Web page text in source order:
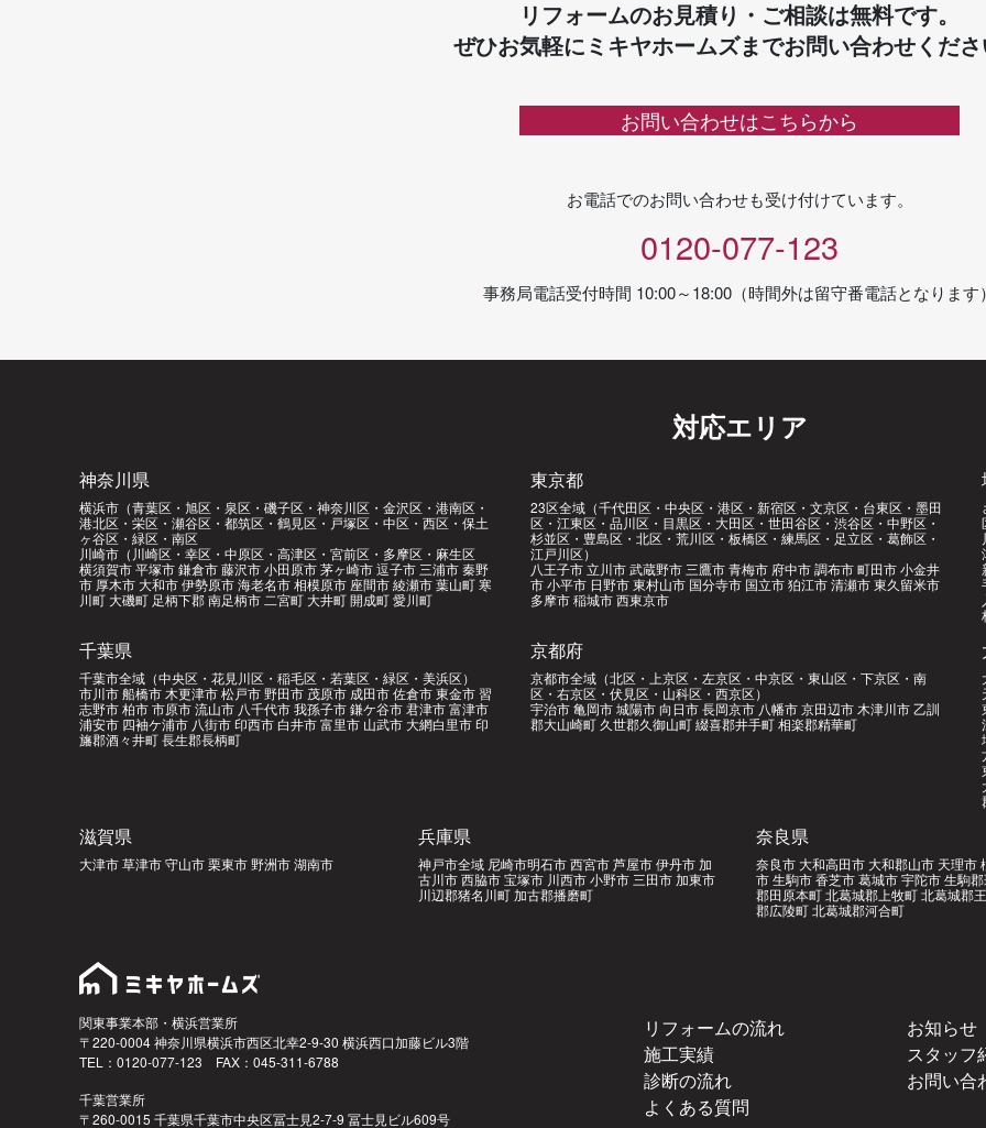
リフォームのお見積り・ご相談は無料です。
ぜひお気軽にミキヤホームズまでお問い合わせくだ
お問い合わせはこちらから
お電話でのお問い合わせも受け付けています。
0120-077-123
事務局電話受付時間 10:00～18:00（時間外は留守番電話となります
対応エリア
神奈川県
横浜市（青葉区・旭区・泉区・磯子区・神奈川区・金沢区・港南区・
港北区・栄区・瀬谷区・都筑区・鶴見区・戸塚区・中区・西区・保土
ヶ谷区・緑区・南区
川崎市（川崎区・幸区・中原区・高津区・宮前区・多摩区・麻生区
横須賀市 平塚市 鎌倉市 藤沢市 小田原市 茅ヶ崎市 逗子市 三浦市 秦野
市 厚木市 大和市 伊勢原市 海老名市 相模原市 座間市 綾瀬市 葉山町 寒
川町 大磯町 足柄下郡 南足柄市 二宮町 大井町 開成町 愛川町
東京都
23区全域（千代田区・中央区・港区・新宿区・文京区・台東区・墨田
区・江東区・品川区・目黒区・大田区・世田谷区・渋谷区・中野区・
杉並区・豊島区・北区・荒川区・板橋区・練馬区・足立区・葛飾区・
江戸川区）
八王子市 立川市 武蔵野市 三鷹市 青梅市 府中市 調布市 町田市 小金井
市 小平市 日野市 東村山市 国分寺市 国立市 狛江市 清瀬市 東久留米市
多摩市 稲城市 西東京市
千葉県
千葉市全域（中央区・花見川区・稲毛区・若葉区・緑区・美浜区）
市川市 船橋市 木更津市 松戸市 野田市 茂原市 成田市 佐倉市 東金市 習
志野市 柏市 市原市 流山市 八千代市 我孫子市 鎌ケ谷市 君津市 富津市
浦安市 四袖ケ浦市 八街市 印西市 白井市 富里市 山武市 大網白里市 印
旛郡酒々井町 長生郡長柄町
京都府
京都市全域（北区・上京区・左京区・中京区・東山区・下京区・南
区・右京区・伏見区・山科区・西京区）
宇治市 亀岡市 城陽市 向日市 長岡京市 八幡市 京田辺市 木津川市 乙訓
郡大山崎町 久世郡久御山町 綴喜郡井手町 相楽郡精華町
滋賀県
大津市 草津市 守山市 栗東市 野洲市 湖南市
兵庫県
神戸市全域 尼崎市明石市 西宮市 芦屋市 伊丹市 加
古川市 西脇市 宝塚市 川西市 小野市 三田市 加東市
川辺郡猪名川町 加古郡播磨町
奈良県
奈良市 大和高田市 大和郡山市 天理市
市 生駒市 香芝市 葛城市 宇陀市 生駒
郡田原本町 北葛城郡上牧町 北葛城郡
郡広陵町 北葛城郡河合町
関東事業本部・横浜営業所
〒220-0004 神奈川県横浜市西区北幸2-9-30 横浜西口加藤ビル3階
TEL：0120-077-123 FAX：045-311-6788
千葉営業所
〒260-0015 千葉県千葉市中央区冨士見2-7-9 冨士見ビル609号
リフォームの流れ
施工実績
診断の流れ
よくある質問
お知らせ
スタッフ
お問い合